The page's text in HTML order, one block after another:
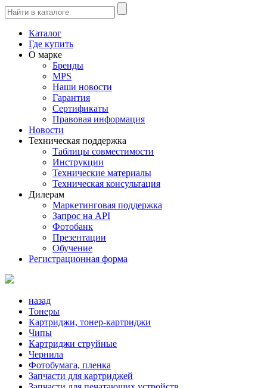
Каталог
Где купить
О марке
Бренды
MPS
Наши новости
Гарантия
Сертификаты
Правовая информация
Новости
Техническая поддержка
Таблицы совместимости
Инструкции
Технические материалы
Техническая консультация
Дилерам
Маркетинговая поддержка
Запрос на API
Фотобанк
Презентации
Обучение
Регистрационная форма
назад
Тонеры
Картриджи, тонер-картриджи
Чипы
Картриджи струйные
Чернила
Фотобумага, пленка
Запчасти для картриджей